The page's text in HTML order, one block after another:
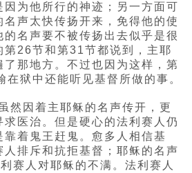
为他所行的神迹；另一方面可
声太快传扬开来，免得他的使
名声要不被传扬出去似乎是很
第26节和第31节都说到，主耶
那地方。不过也因为这样，第
在狱中还能听见基督所做的事。
然因着主耶稣的名声传开，更
求医治。但是硬心的法利赛人仍
着鬼王赶鬼。愈多人相信基
排斥和抗拒基督；耶稣的名声
赛人对耶稣的不满。法利赛人